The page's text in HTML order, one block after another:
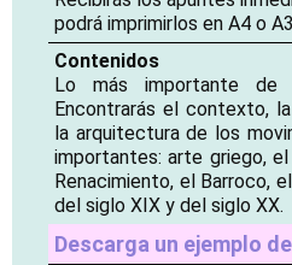
podrá imprimirlos en A4 o
Contenidos
Lo más importante
Encontrarás el contexto,
la arquitectura de los
importantes: arte griego,
Renacimiento, el Barroco,
del siglo XIX y del siglo XX.
Descarga un ejemplo